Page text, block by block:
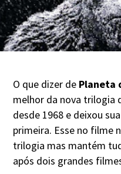
O que dizer de Planeta
melhor da nova trilogia
desde 1968 e deixou
primeira. Esse no filme
trilogia mas mantém
após dois grandes